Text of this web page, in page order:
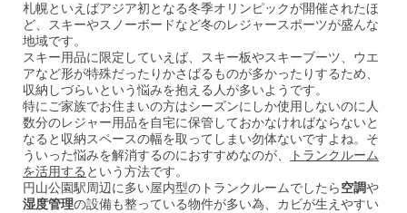
札幌といえばアジア初となる冬季オリンピックが開催されたほ
ど、スキーやスノーボードなど冬のレジャースポーツが盛んな
地域です。
スキー用品に限定していえば、スキー板やスキーブーツ、ウエ
アなど形が特殊だったりかさばるものが多かったりするため、
収納しづらいという悩みを抱える人が多いようです。
特にご家族でお住まいの方はシーズンにしか使用しないのに人
数分のレジャー用品を自宅に保管しておかなければならないと
なると収納スペースの幅を取ってしまい勿体ないですよね。そ
ういった悩みを解消するのにおすすめなのが、
トランクルーム
を活用する という方法です。
円山公園駅周辺に多い屋内型のトランクルームでしたら空調や
湿度管理の設備も整っている物件が多い為、カビが生えやすい